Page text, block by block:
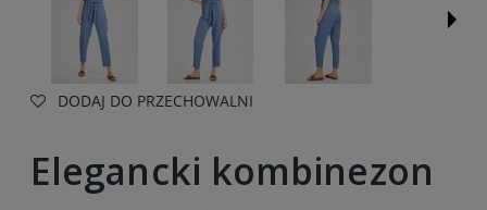
DODAJ DO PRZECHOWALNI
Elegancki kombinezon